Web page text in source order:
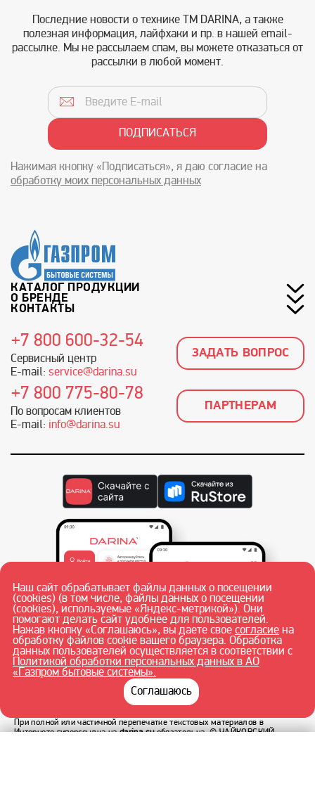
Последние новости о технике TM DARINA, а также
полезная информация, лайфхаки и пр. в нашей email-
рассылке. Мы не рассылаем спам, вы можете отказаться от
рассылки в любой момент.
Нажимая кнопку «Подписаться», я даю согласие на
обработку моих персональных данных
КАТАЛОГ ПРОДУКЦИИ
О БРЕНДЕ
КОНТАКТЫ
+7 800 600-32-54
Сервисный центр
E-mail: service@darina.su
ЗАДАТЬ ВОПРОС
+7 800 775-80-78
По вопросам клиентов
E-mail: info@darina.su
ПАРТНЕРАМ
При полной или частичной перепечатке текстовых материалов в
Интернете гиперссылка наdarina.suобязательна.© ЧАЙКОВСКИЙ
Наш сайт обрабатывает файлы данных о посещении
(cookies) (в том числе, файлы данных о посещении
(cookies), используемые «Яндекс-метрикой»). Они
помогают делать сайт удобнее для пользователей.
Нажав кнопку «Соглашаюсь», вы даете свое согласие на
обработку файлов cookie вашего браузера. Обработка
данных пользователей осуществляется в соответствии с
Политикой обработки персональных данных в АО
«Газпром бытовые системы».
Соглашаюсь